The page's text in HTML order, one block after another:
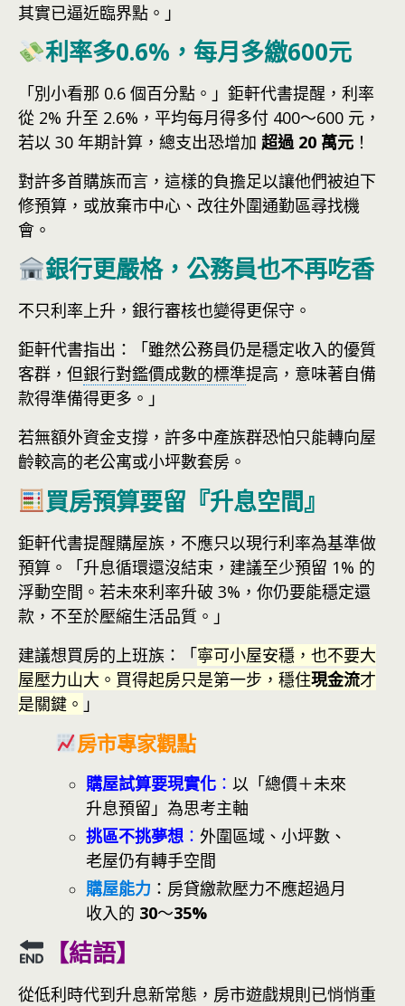
其實已逼近臨界點。」
利率多0.6%，每月多繳600元
「別小看那 0.6 個百分點。」鉅軒代書提醒，利率
從 2% 升至 2.6%，平均每月得多付 400～600 元，
若以 30 年期計算，總支出恐增加 超過 20 萬元 ！
對許多首購族而言，這樣的負擔足以讓他們被迫下
修預算，或放棄市中心、改往外圍通勤區尋找機
會。
銀行更嚴格，公務員也不再吃香
不只利率上升，銀行審核也變得更保守。
鉅軒代書指出：「雖然公務員仍是穩定收入的優質
客群，但銀行對鑑價成數的標準提高，意味著自備
款得準備得更多。」
若無額外資金支撐，許多中產族群恐怕只能轉向屋
齡較高的老公寓或小坪數套房。
買房預算要留『升息空間』
鉅軒代書提醒購屋族，不應只以現行利率為基準做
預算。「升息循環還沒結束，建議至少預留 1% 的
浮動空間。若未來利率升破 3%，你仍要能穩定還
款，不至於壓縮生活品質。」
建議想買房的上班族：「寧可小屋安穩，也不要大
屋壓力山大。買得起房只是第一步，穩住現金流才
是關鍵。 」
房市專家觀點
購屋試算要現實化 ： 以「總價＋未來
升息預留」為思考主軸
挑區不挑夢想 ： 外圍區域、小坪數、
老屋仍有轉手空間
購屋能力 ：房貸繳款壓力不應超過月
收入的 30～35%
【結語】
從低利時代到升息新常態，房市遊戲規則已悄悄重